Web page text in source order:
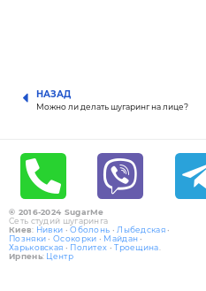
НАЗАД
Можно ли делать шугаринг на лице?
© 2016-2024 SugarMe
Сеть студий шугаринга
Киев: Нивки •Оболонь • Лыбедская•
Позняки •Осокорки • Майдан •
Харьковская • Политех •Троещина
Ирпень: Центр